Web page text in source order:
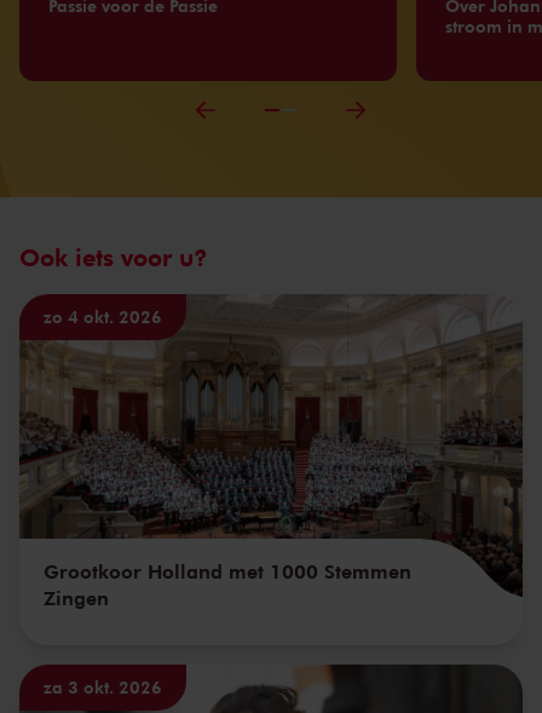
Passie voor de Passie
Over
stroom in
Ook iets voor u?
zo 4 okt. 2026
Grootkoor Holland met 1000 Stemmen
Zingen
za 3 okt. 2026